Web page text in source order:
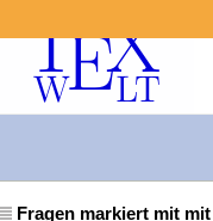
Fragen markiert mit